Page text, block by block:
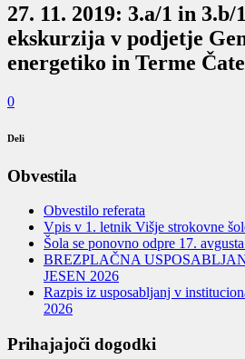
27. 11. 2019: 3.a/1 in
ekskurzija v podjetje
energetiko in Terme
0
Deli
Obvestila
Obvestilo referata
Vpis v 1. letnik Višje strokovne
Šola se ponovno odpre 17.
BREZPLAČNA
JESEN 2026
Razpis iz usposabljanj v
2026
Prihajajoči dogodki